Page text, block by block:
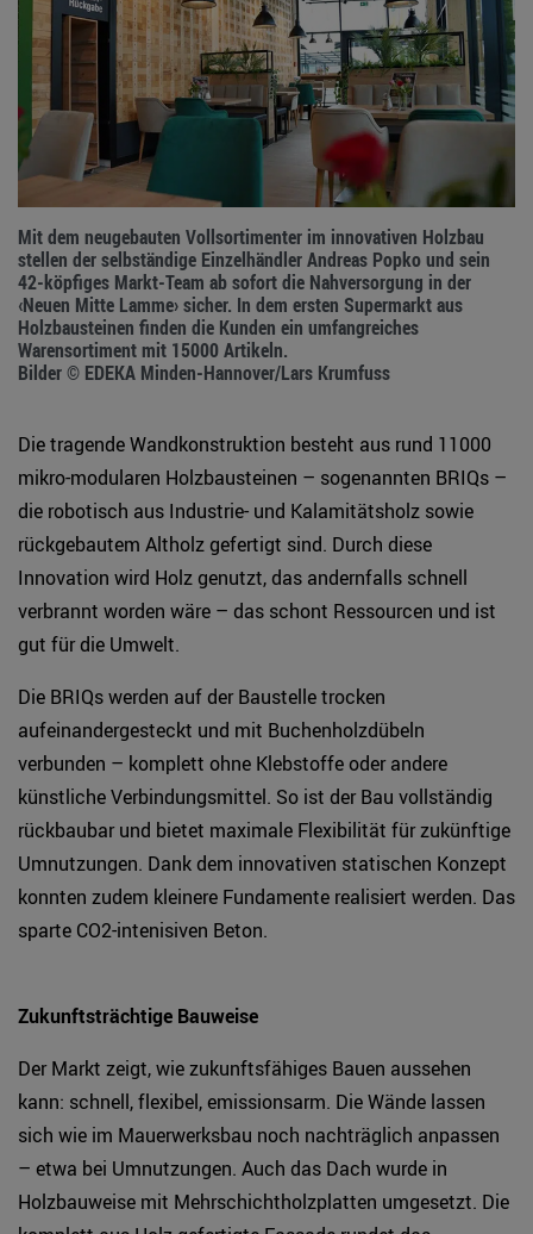
Mit dem neugebauten Vollsortimenter im innovativen Holzbau
stellen der selbständige Einzelhändler Andreas Popko und sein
42-köpfiges Markt-Team ab sofort die Nahversorgung in der
‹Neuen Mitte Lamme› sicher. In dem ersten Supermarkt aus
Holzbausteinen finden die Kunden ein umfangreiches
Warensortiment mit 15000 Artikeln.
Bilder © EDEKA Minden-Hannover/Lars Krumfuss
Die tragende Wandkonstruktion besteht aus rund 11000
mikro-modularen Holzbausteinen – sogenannten BRIQs –
die robotisch aus Industrie- und Kalamitätsholz sowie
rückgebautem Altholz gefertigt sind. Durch diese
Innovation wird Holz genutzt, das andernfalls schnell
verbrannt worden wäre – das schont Ressourcen und ist
gut für die Umwelt.
Die BRIQs werden auf der Baustelle trocken
aufeinandergesteckt und mit Buchenholzdübeln
verbunden – komplett ohne Klebstoffe oder andere
künstliche Verbindungsmittel. So ist der Bau vollständig
rückbaubar und bietet maximale Flexibilität für zukünftige
Umnutzungen. Dank dem innovativen statischen Konzept
konnten zudem kleinere Fundamente realisiert werden. Das
sparte CO2-intenisiven Beton.
Zukunftsträchtige Bauweise
Der Markt zeigt, wie zukunftsfähiges Bauen aussehen
kann: schnell, flexibel, emissionsarm. Die Wände lassen
sich wie im Mauerwerksbau noch nachträglich anpassen
– etwa bei Umnutzungen. Auch das Dach wurde in
Holzbauweise mit Mehrschichtholzplatten umgesetzt. Die